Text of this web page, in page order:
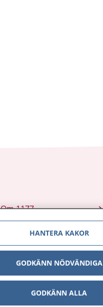
Om 1177
E-tjänster
Aktuellt
HANTERA KAKOR
GODKÄNN NÖDVÄNDIGA
GODKÄNN ALLA